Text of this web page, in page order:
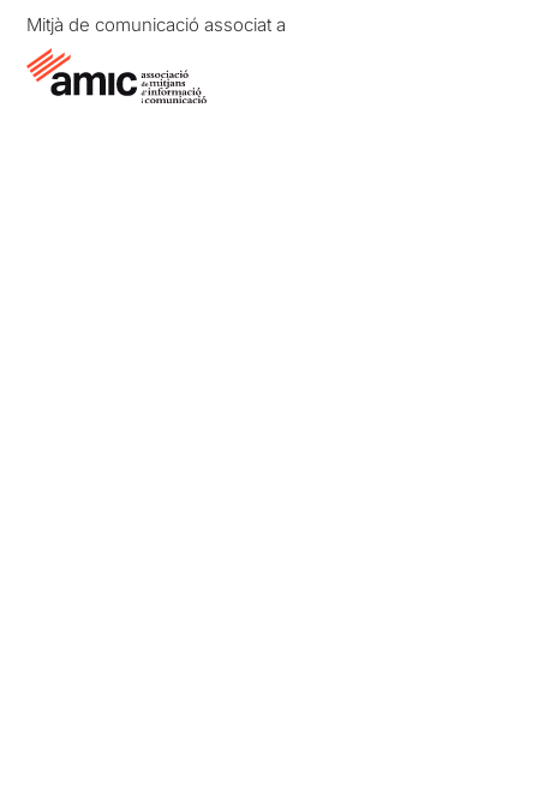
Mitjà de comunicació associat a